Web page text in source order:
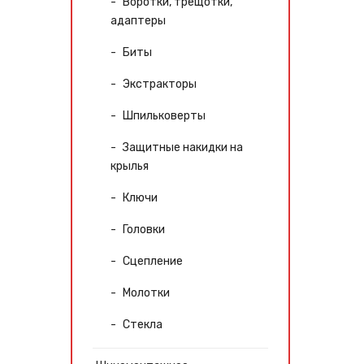
адаптеры
Биты
Экстракторы
Шпильковерты
Защитные накидки на
крылья
Ключи
Головки
Сцепление
Молотки
Стекла